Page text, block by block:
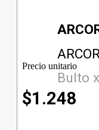
Bulto
Precio unitario
$1.248